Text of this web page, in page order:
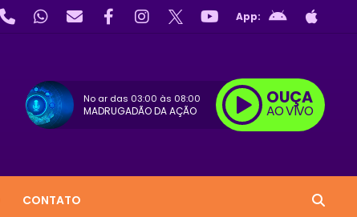
App:
No ar das 03:00 às 08:00
MADRUGADÃO DA AÇÃO
OUÇA
AO VIVO
CONTATO